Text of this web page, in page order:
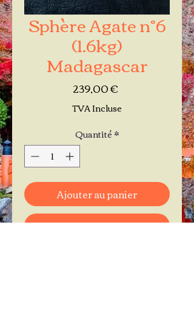
Sphère Agate n°6
(1.6kg)
Madagascar
239,00 €Prix
TVA Incluse
Quantité*
Ajouter au panier
Commander et payer